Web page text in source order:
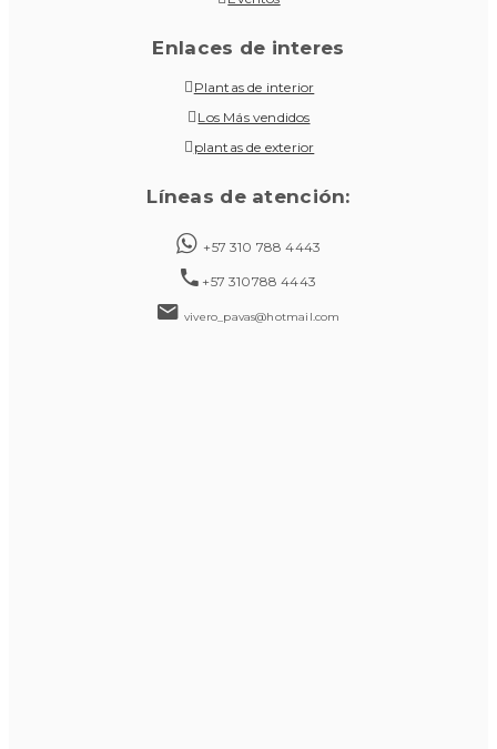
Enlaces de interes
Plantas de interior
Los Más vendidos
plantas de exterior
Líneas de atención:
+57 310 788 4443
+57 310788 4443
vivero_pavas@hotmail.com